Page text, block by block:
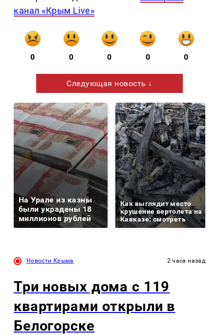
канал «Крым Live»
0 0 0 0 0
Следующая новость ↓
На Урале из казны
были украдены 18
миллионов рублей
Как выглядит место
крушение вертолета на
Кавказе: смотреть
Новости Крыма 2 часа назад
Три новых дома с 119
квартирами открыли в
Белогорске